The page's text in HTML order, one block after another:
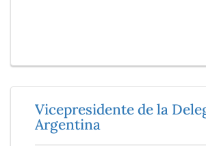
Vicepresidente de la
Argentina